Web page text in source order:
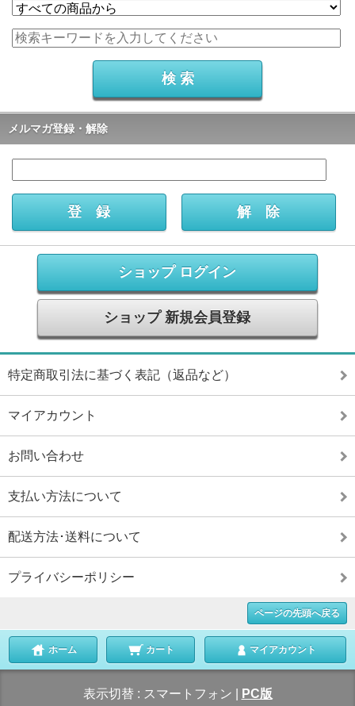
メルマガ登録・解除
ショップ ログイン
ショップ 新規会員登録
特定商取引法に基づく表記（返品など）
マイアカウント
お問い合わせ
支払い方法について
配送方法･送料について
プライバシーポリシー
ページの先頭へ戻る
ホーム カート マイアカウント
表示切替 : スマートフォン PC版